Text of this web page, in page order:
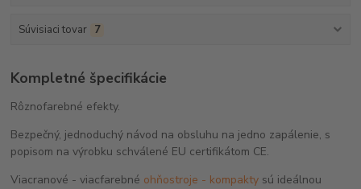
Súvisiaci tovar 7
Kompletné špecifikácie
Rôznofarebné efekty.
Bezpečný, jednoduchý návod na obsluhu na jedno zapálenie, s
popisom na výrobku schválené EU certifikátom CE.
Viacranové - viacfarebné ohňostroje - kompakty sú ideálnou